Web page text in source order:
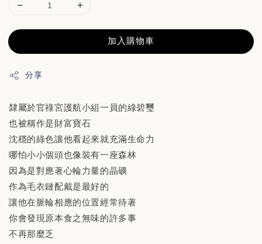
加入購物車
分享
隸屬於官祿宮護航小組一員的綠碧璽
也被稱作是財富寶石
沈穩的綠色讓他看起來就充滿生命力
哪怕小小個頭也像裝有一座森林
因為是對應著心輪力量的晶礦
作為毛衣鏈配戴是最好的
讓他在脈輪相應的位置經常待著
你會發現原本食之無味的許多事
不再那麼乏